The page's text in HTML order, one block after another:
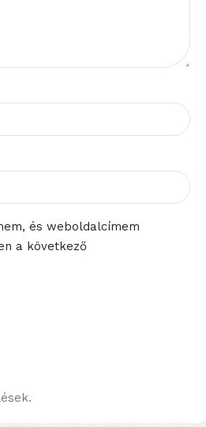
és weboldalcímem
a következő